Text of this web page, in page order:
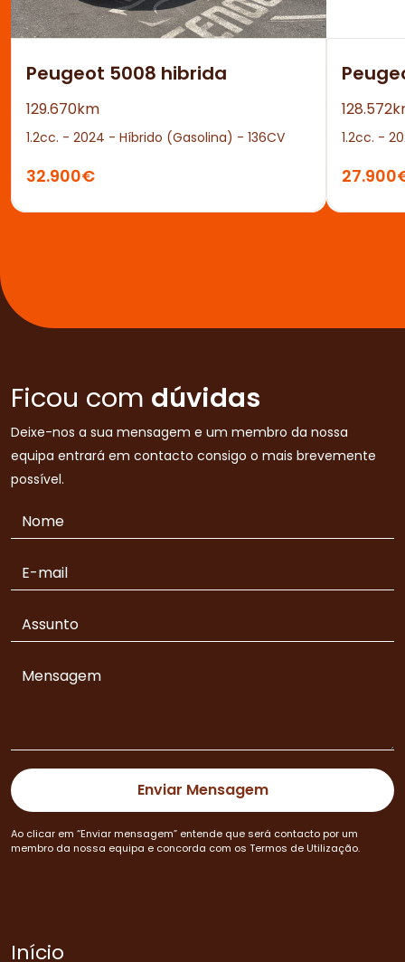
Peugeot 5008 hibrida
129.670km
1.2cc. - 2024 - Híbrido (Gasolina) - 136CV
32.900€
1.2cc. -
Ficou com dúvidas
Deixe-nos a sua mensagem e um membro da nossa
equipa entrará em contacto consigo o mais brevemente
possível.
Ao clicar em “Enviar mensagem” entende que será contacto por um
membro da nossa equipa e concorda com os Termos de Utilização.
Início